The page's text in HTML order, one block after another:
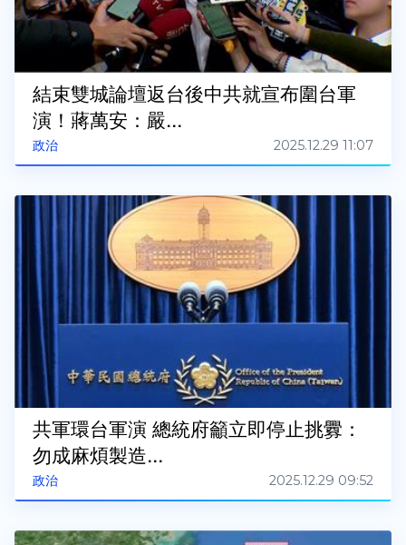
政治
結束雙城論壇返台後中共就宣布圍台軍
演！蔣萬安：嚴...
2025.12.29 11:07
政治
共軍環台軍演 總統府籲立即停止挑釁：
勿成麻煩製造...
2025.12.29 09:52